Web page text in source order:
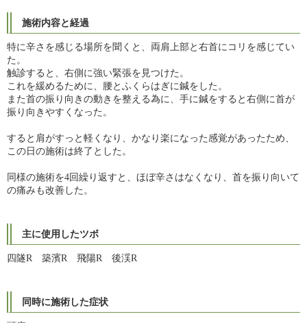
施術内容と経過
特に辛さを感じる場所を聞くと、両肩上部と右首にコリを感じてい
た。
触診すると、右側に強い緊張を見つけた。
これを緩めるために、腰とふくらはぎに鍼をした。
また首の振り向きの動きを整える為に、手に鍼をすると右側に首が
振り向きやすくなった。
すると肩がすっと軽くなり、かなり楽になった感覚があったため、
この日の施術は終了とした。
同様の施術を4回繰り返すと、ほぼ辛さはなくなり、首を振り向いて
の痛みも改善した。
主に使用したツボ
四隧R 築濱R 飛陽R 後渓R
同時に施術した症状